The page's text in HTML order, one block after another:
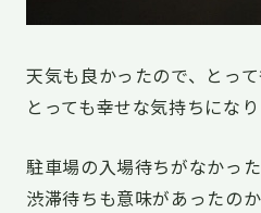
天気も良かったので、とっ
とっても幸せな気持ちになり
駐車場の入場待ちがなかっ
渋滞待ちも意味があったのか